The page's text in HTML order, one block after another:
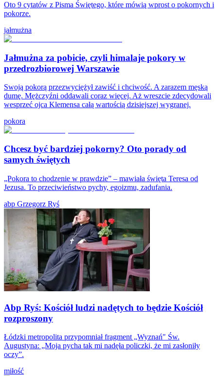
Oto 9 cytatów z Pisma Świętego, które mówią wprost o pokornych i
pokorze.
jałmużna
Jałmużna za pobicie, czyli himalaje pokory w
przedrozbiorowej Warszawie
Swoją pokorą przezwyciężył zawiść i chciwość. A zarazem męską
dumę. Mężczyźni oddawali coraz więcej. Aż wreszcie zdecydowali
wesprzeć ojca Klemensa całą wartością dzisiejszej wygranej.
pokora
Chcesz być bardziej pokorny? Oto porady od
samych świętych
„Pokora to chodzenie w prawdzie” – mawiała święta Teresa od
Jezusa. To przeciwieństwo pychy, egoizmu, zadufania.
abp Grzegorz Ryś
Abp Ryś: Kościół ludzi nadętych to będzie Kościół
rozproszony
Łódzki metropolita przypomniał fragment „Wyznań" Św.
Augustyna: „Moja pycha tak mi nadęła policzki, że mi zasłoniły
oczy”.
miłość